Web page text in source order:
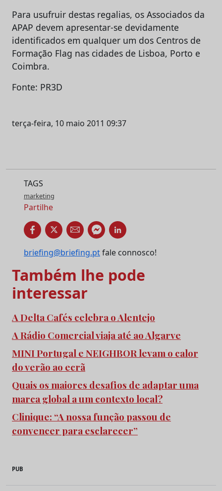
Para usufruir destas regalias, os Associados da
APAP devem apresentar-se devidamente
identificados em qualquer um dos Centros de
Formação Flag nas cidades de Lisboa, Porto e
Coimbra.
Fonte: PR3D
terça-feira, 10 maio 2011 09:37
TAGS
marketing
Partilhe
briefing@briefing.ptfale connosco!
Também lhe pode
interessar
A Delta Cafés celebra o Alentejo
A Rádio Comercial viaja até ao Algarve
MINI Portugal e NEIGHBOR levam o calor
do verão ao ecrã
Quais os maiores desafios de adaptar uma
marca global a um contexto local?
Clinique: “A nossa função passou de
convencer para esclarecer”
PUB